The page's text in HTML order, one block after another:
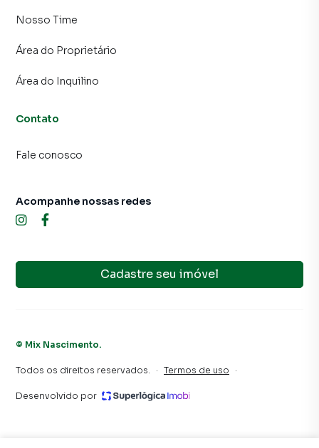
Nosso Time
Área do Proprietário
Área do Inquilino
Contato
Fale conosco
Cadastre seu imóvel
Acompanhe nossas redes
© Mix Nascimento.
Todos os direitos reservados. · Termos de uso ·
Desenvolvido por